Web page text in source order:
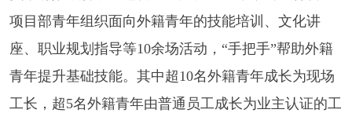
项目部青年组织面向外籍青年的技能培训、文化讲
座、职业规划指导等10余场活动，“手把手”帮助外籍
青年提升基础技能。其中超10名外籍青年成长为现场
工长，超5名外籍青年由普通员工成长为业主认证的工